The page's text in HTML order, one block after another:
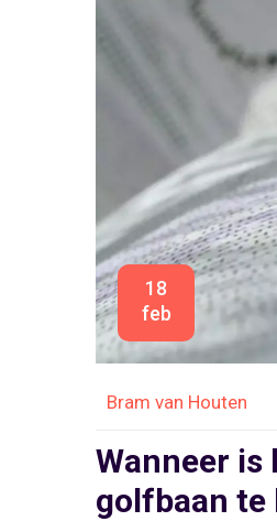
18
feb
Bram van Houten
Wanneer is
golfbaan te